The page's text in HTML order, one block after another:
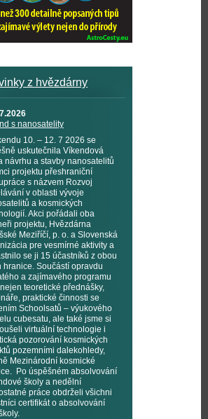
z hvězdárny
s nanosatelity
10. – 12. 7 2026 se
uskutečnila Víkendová
návrhu a stavby nanosatelitů
projektu přeshraniční
s názvem Rozvoj
v oblasti vývoje
a kosmických
Akci pořádali oba
projektu, Hvězdárna
Meziříčí, p. o. a Slovenská
pre vesmírné aktivity a
se ji 15 účastníků z obou
hranice. Součástí opravdu
a zajímavého programu
teoretické přednášky,
praktické činnosti se
Schoolsatů – výukového
cubesatu, ale také jsme si
virtuální technologie i
pozorování kosmických
pozemními dalekohledy,
Mezinárodní kosmické
Po úspěšném absolvování
školy a nedělní
práce obdrželi všichni
certifikát o absolvování